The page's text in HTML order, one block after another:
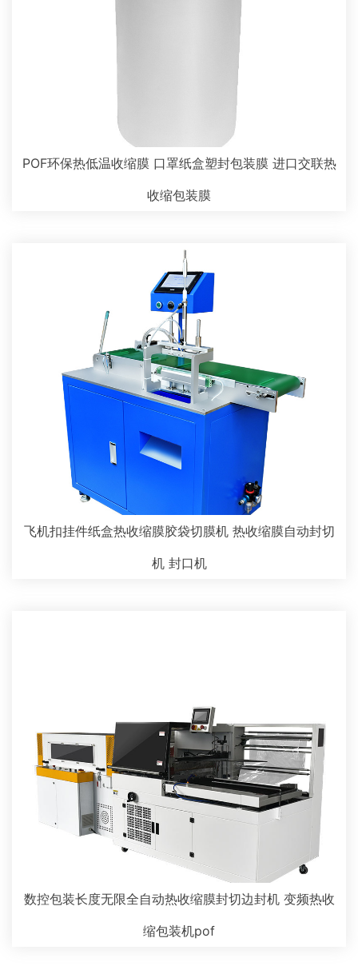
POF环保热低温收缩膜 口罩纸盒塑封包装膜 进口交联热
收缩包装膜
飞机扣挂件纸盒热收缩膜胶袋切膜机 热收缩膜自动封切
机 封口机
数控包装长度无限全自动热收缩膜封切边封机 变频热收
缩包装机pof